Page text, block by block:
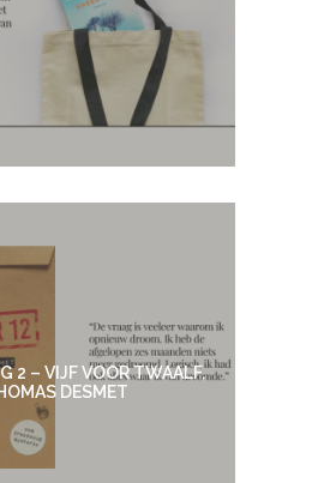
2 – VIJF VOOR TWAALF,
DESMET